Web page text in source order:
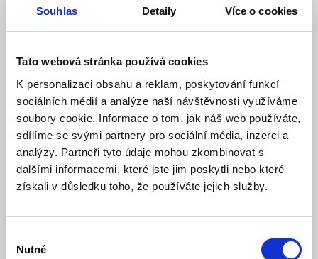
Souhlas Detaily Více o cookies
Tato webová stránka používá cookies
K personalizaci obsahu a reklam, poskytování funkcí
sociálních médií a analýze naší návštěvnosti využíváme
soubory cookie. Informace o tom, jak náš web používáte,
sdílíme se svými partnery pro sociální média, inzerci a
analýzy. Partneři tyto údaje mohou zkombinovat s
dalšími informacemi, které jste jim poskytli nebo které
získali v důsledku toho, že používáte jejich služby.
souhlasu
Nutné
400W